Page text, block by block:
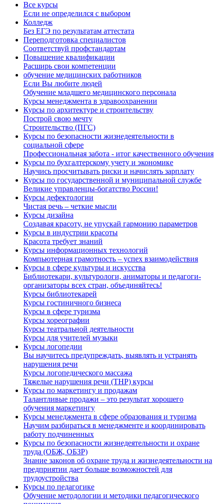
Все курсы
Если не определился с выбором
Колледж
Без ЕГЭ по результатам аттестата
Переподготовка специалистов
Соответствуй профстандартам
Повышение квалификации
Расширь свои компетенции
обучение медицинских работников
Если Вы любите людей
Обучение младшего медицинского персонала
Курсы менеджмента в здравоохранении
Курсы по архитектуре и строительству
Построй свою мечту
Строительство (ПГС)
Курсы по безопасности жизнедеятельности в
социальной сфере
Профессиональная забота - итог качественного обучения
Курсы по бухгалтерскому учету и экономике
Научись просчитывать риски и начислять зарплату
Курсы по государственной и муниципальной службе
Великие управленцы-богатство России!
Курсы дефектологии
Чистая речь – четкие мысли
Курсы дизайна
Создавая красоту, не упускай гармонию параметров
Курсы в индустрии красоты
Красота требует знаний
Курсы информационных технологий
Компьютерная грамотность – успех взаимодействия
Курсы в сфере культуры и искусства
Библиотекари, культурологи, аниматоры и педагоги-
организаторы всех стран, объединяйтесь!
Курсы библиотекарей
Курсы гостиничного бизнеса
Курсы в сфере туризма
Курсы хореографии
Курсы театральной деятельности
Курсы для учителей музыки
Курсы логопедии
Вы научитесь предупреждать, выявлять и устранять
нарушения речи
Курсы логопедического массажа
Тяжелые нарушения речи (ТНР) курсы
Курсы по маркетингу и продажам
Талантливые продажи – это результат хорошего
обучения маркетингу
Курсы менеджмента в сфере образования и туризма
Научим разбираться в менеджменте и координировать
работу подчиненных
Курсы по безопасности жизнедеятельности и охране
труда (ОБЖ, ОБЗР)
Знание законов об охране труда и жизнедеятельности на
предприятии дает больше возможностей для
трудоустройства
Курсы по педагогике
Обучение методологии и методики педагогического